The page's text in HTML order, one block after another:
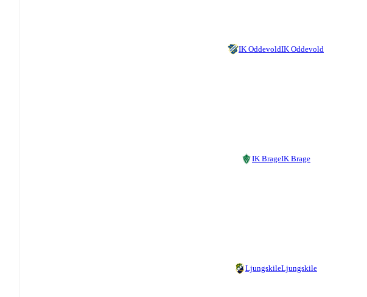
IK OddevoldIK Oddevold
IK BrageIK Brage
LjungskileLjungskile